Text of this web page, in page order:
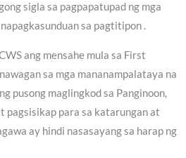
sigla sa pagpapatupad ng mga
sa pagtitipon .
ang mensahe mula sa First
sa mga mananampalataya na
pusong maglingkod sa Panginoon,
pagsisikap para sa katarungan at
ay hindi nasasayang sa harap ng